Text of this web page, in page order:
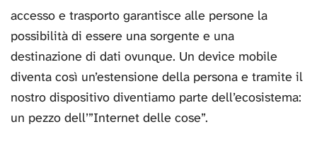
accesso e trasporto garantisce alle persone la
possibilità di essere una sorgente e una
destinazione di dati ovunque. Un device mobile
diventa così un’estensione della persona e tramite il
nostro dispositivo diventiamo parte dell’ecosistema:
un pezzo dell’”Internet delle cose”.